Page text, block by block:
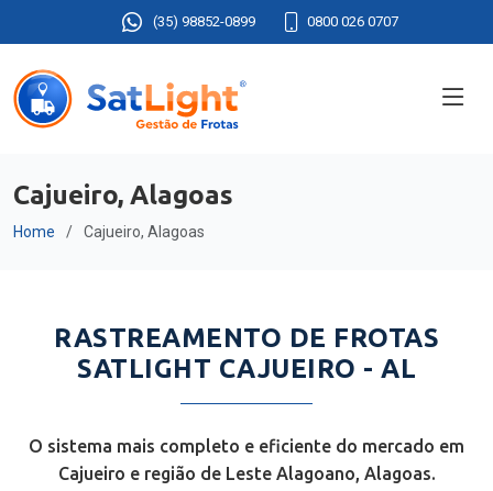
(35) 98852-0899 0800 026 0707
Cajueiro, Alagoas
Home Cajueiro, Alagoas
RASTREAMENTO DE FROTAS
SATLIGHT CAJUEIRO - AL
O sistema mais completo e eficiente do mercado em
Cajueiro e região de Leste Alagoano, Alagoas.